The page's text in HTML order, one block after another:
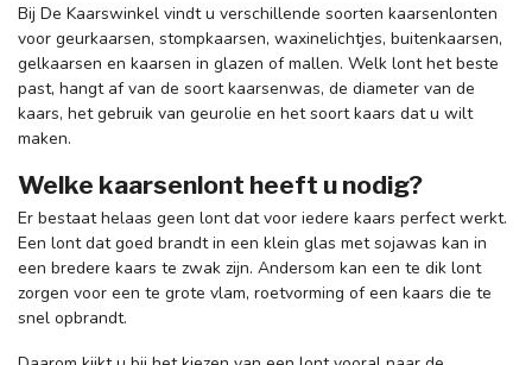
Bij De Kaarswinkel vindt u verschillende soorten kaarsenlonten
voor geurkaarsen, stompkaarsen, waxinelichtjes, buitenkaarsen,
gelkaarsen en kaarsen in glazen of mallen. Welk lont het beste
past, hangt af van de soort kaarsenwas, de diameter van de
kaars, het gebruik van geurolie en het soort kaars dat u wilt
maken.
Welke kaarsenlont heeft u nodig?
Er bestaat helaas geen lont dat voor iedere kaars perfect werkt.
Een lont dat goed brandt in een klein glas met sojawas kan in
een bredere kaars te zwak zijn. Andersom kan een te dik lont
zorgen voor een te grote vlam, roetvorming of een kaars die te
snel opbrandt.